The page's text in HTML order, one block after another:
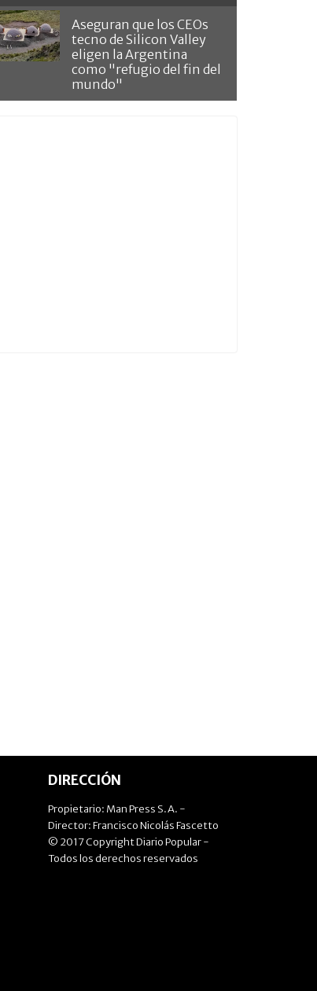
Aseguran que los CEOs
tecno de Silicon Valley
eligen la Argentina
como "refugio del fin del
mundo"
DIRECCIÓN
Propietario: Man Press S.A. -
Director: Francisco Nicolás Fascetto
© 2017 Copyright Diario Popular -
Todos los derechos reservados